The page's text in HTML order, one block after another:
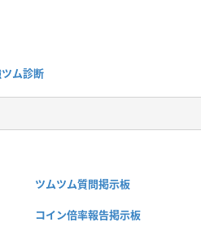
ム診断
ツムツム質問掲示板
コイン倍率報告掲示板